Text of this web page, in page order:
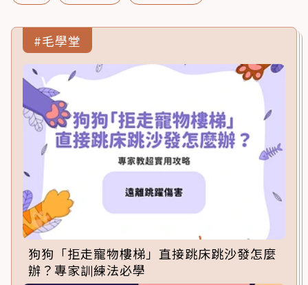
#毛學堂
狗狗「拒走寵物樓梯」直接跳床跳沙發怎麼
辦？專家訓練法必學